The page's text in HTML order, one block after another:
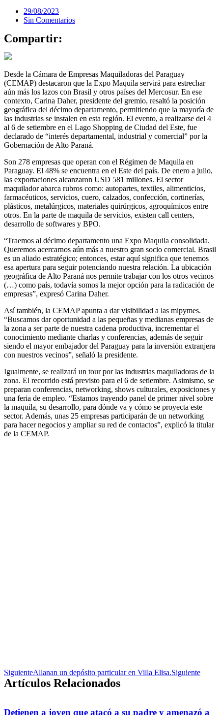
29/08/2023
Sin Comentarios
Compartir:
Desde la Cámara de Empresas Maquiladoras del Paraguay
(CEMAP) destacaron que la Expo Maquila servirá para estrechar
aún más los lazos con Brasil y otros países del Mercosur. En ese
contexto, Carina Daher, presidente del gremio, resaltó la posición
geográfica del décimo departamento, permitiendo que la mayoría de
las industrias se instalen en esta región. El evento, a realizarse del 4
al 6 de setiembre en el Lago Shopping de Ciudad del Este, fue
declarado de “interés departamental, industrial y comercial” por la
Gobernación de Alto Paraná.
Son 278 empresas que operan con el Régimen de Maquila en
Paraguay. El 48% se encuentra en el Este del país. De enero a julio,
las exportaciones alcanzaron USD 581 millones. El sector
maquilador abarca rubros como: autopartes, textiles, alimenticios,
farmacéuticos, servicios, cuero, calzados, confección, cortinerías,
plásticos, metalúrgicos, materiales quirúrgicos, agroquímicos entre
otros. En la parte de maquila de servicios, existen call centers,
desarrollo de softwares y BPO.
“Traemos al décimo departamento una Expo Maquila consolidada.
Queremos acercarnos aún más a nuestro gran socio comercial. Brasil
es un aliado estratégico; entonces, estar aquí significa que tenemos
esa apertura para seguir potenciando nuestra relación. La ubicación
geográfica de Alto Paraná nos permite trabajar con los otros vecinos
(…) como país, todavía somos la mejor opción para la radicación de
empresas”, expresó Carina Daher.
Así también, la CEMAP apunta a dar visibilidad a las mipymes.
“Buscamos dar oportunidad a las pequeñas y medianas empresas de
la zona a ser parte de nuestra cadena productiva, incrementar el
conocimiento mediante charlas y conferencias, además de seguir
siendo el mayor embajador del Paraguay para la inversión extranjera
con nuestros vecinos”, señaló la presidente.
Igualmente, se realizará un tour por las industrias maquiladoras de la
zona. El recorrido está previsto para el 6 de setiembre. Asimismo, se
preparan conferencias, networking, shows culturales, exposiciones y
una feria de empleo. “Estamos trayendo panel de primer nivel sobre
la maquila, su desarrollo, para dónde va y cómo se proyecta este
sector. Además, unas 25 empresas participarán de un networking
para hacer negocios y ampliar su red de contactos”, explicó la titular
de la CEMAP.
SiguienteAllanan un depósito particular en Villa Elisa.Siguiente
Artículos Relacionados
Detienen a joven que atacó a su padre y amenazó a